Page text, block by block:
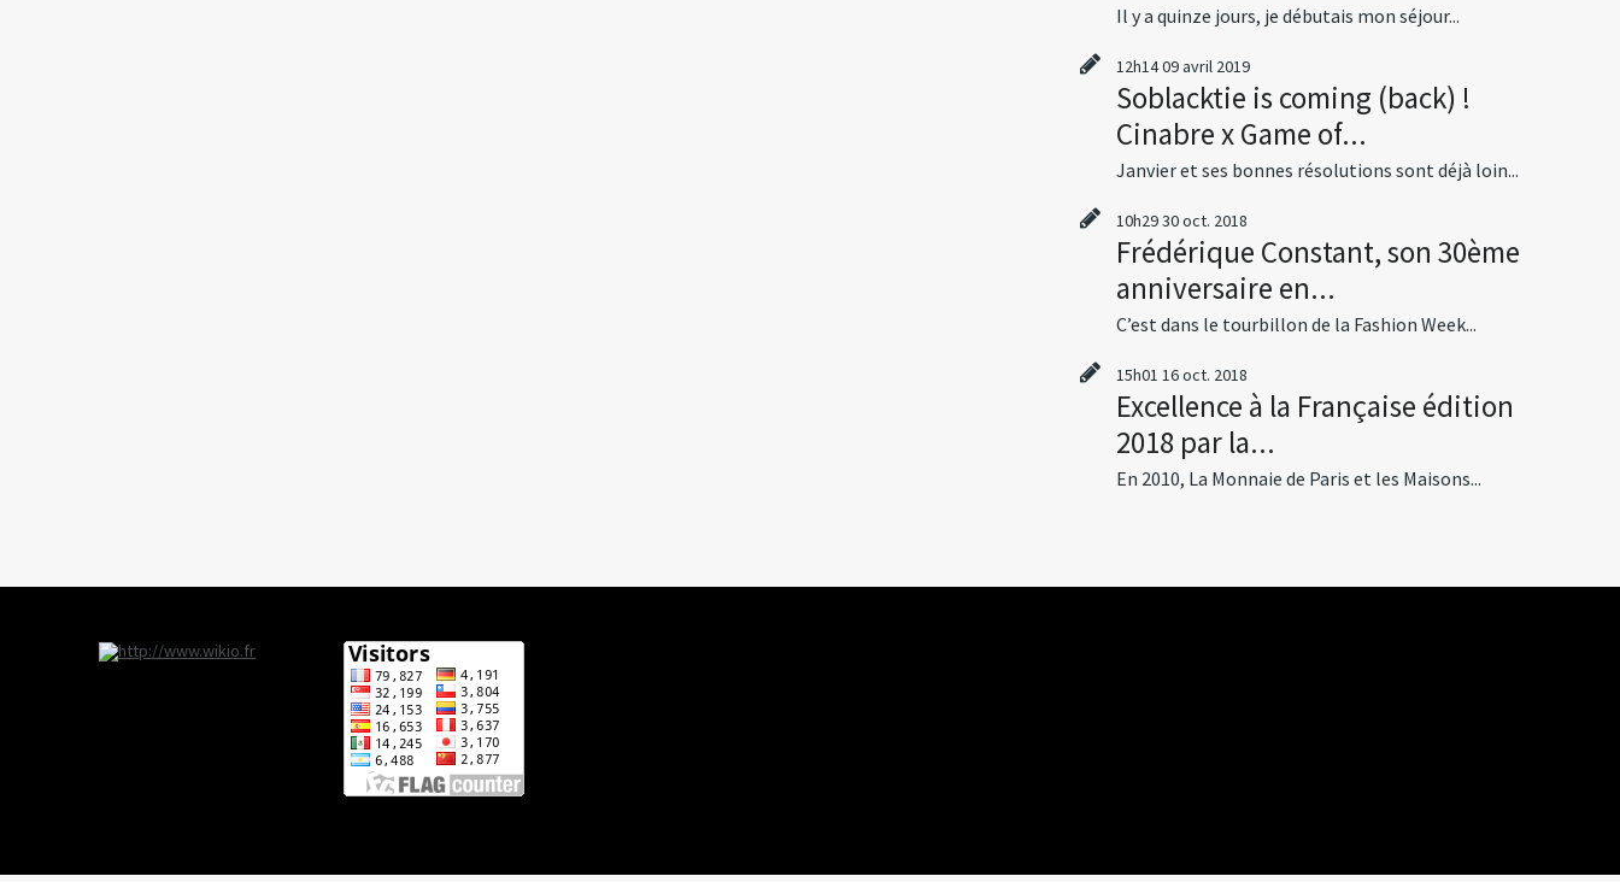
Il y a quinze jours, je débutais mon séjour...
12h1409avril 2019
Soblacktie is coming (back) !
Cinabre x Game of...
Janvier et ses bonnes résolutions sont déjà loin...
10h2930oct. 2018
Frédérique Constant, son 30ème
anniversaire en...
C’est dans le tourbillon de la Fashion Week...
15h01 16oct. 2018
Excellence à la Française édition
2018 par la...
En 2010, La Monnaie de Paris et les Maisons...